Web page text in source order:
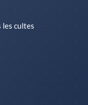
les cultes